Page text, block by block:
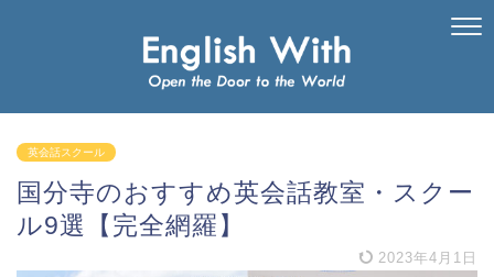
英会話スクール
国分寺のおすすめ英会話教室・スクー
ル9選【完全網羅】
2023年4月1日